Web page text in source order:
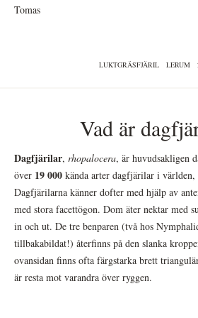
Tomas
LUKTGRÄSFJÄRIL LERUM
Vad är
Dagfjärilar, rhopalocera, är huvudsakligen
över 19 000 kända arter dagfjärilar i
Dagfjärilarna känner dofter med hjälp av
med stora facettögon. Dom äter nektar med
in och ut. De tre benparen (två hos
tillbakabildat!) återfinns på den slanka
ovansidan finns ofta färgstarka brett
är resta mot varandra över ryggen.